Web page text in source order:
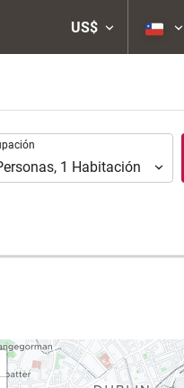
US$
, 1 Habitación